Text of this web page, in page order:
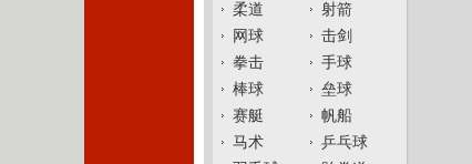
柔道
射箭
网球
击剑
拳击
手球
棒球
垒球
赛艇
帆船
马术
乒乓球